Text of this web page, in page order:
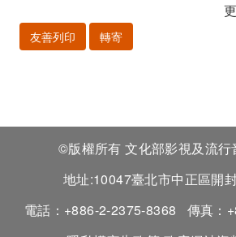
友善列印 轉寄
©版權所有 文化部影視及流行
地址:10047臺北市中正區開
電話：+886-2-2375-8368
傳真：